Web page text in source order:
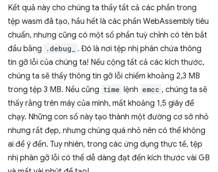
Kết quả này cho chúng ta thấy tất cả các phần trong
tệp wasm đã tạo, hầu hết là các phần WebAssembly tiêu
chuẩn, nhưng cũng có một số phần tuỳ chỉnh có tên bắt
đầu bằng
.debug_
. Đó là nơi tệp nhị phân chứa thông
tin gỡ lỗi của chúng ta! Nếu cộng tất cả các kích thước,
chúng ta sẽ thấy thông tin gỡ lỗi chiếm khoảng 2,3 MB
trong tệp 3 MB. Nếu cũng time lệnh emcc , chúng ta sẽ
thấy rằng trên máy của mình, mất khoảng 1,5 giây để
chạy. Những con số này tạo thành một đường cơ sở nhỏ
nhưng rất đẹp, nhưng chúng quá nhỏ nên có thể không
ai để ý đến. Tuy nhiên, trong các ứng dụng thực tế, tệp
nhị phân gỡ lỗi có thể dễ dàng đạt đến kích thước vài GB